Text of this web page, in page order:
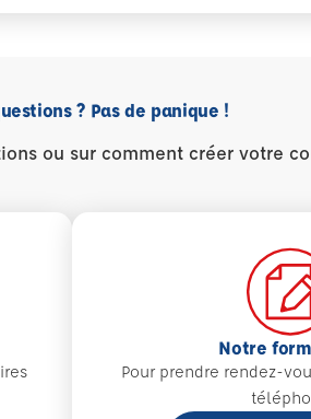
? Pas de panique !
ou sur comment créer votre
Notre
Pour prendre rendez-